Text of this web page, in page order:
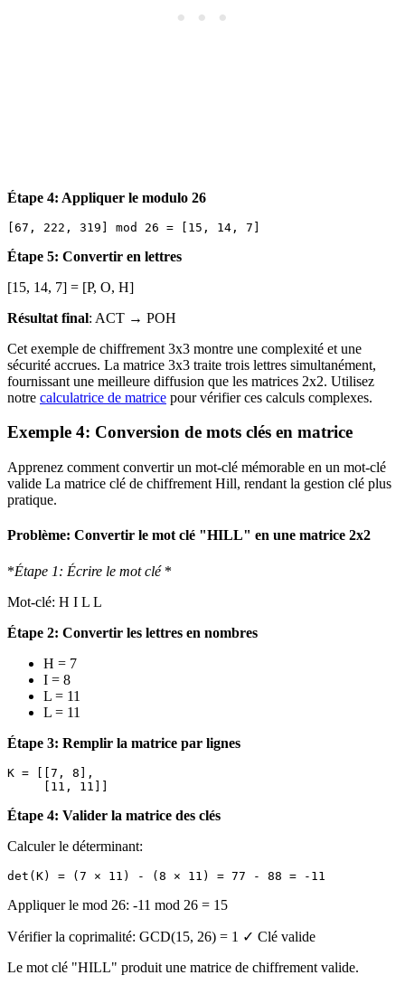
Étape 4: Appliquer le modulo 26
Étape 5: Convertir en lettres
[15, 14, 7] = [P, O, H]
Résultat final: ACT → POH
Cet exemple de chiffrement 3x3 montre une complexité et une
sécurité accrues. La matrice 3x3 traite trois lettres simultanément,
fournissant une meilleure diffusion que les matrices 2x2. Utilisez
notre calculatrice de matrice pour vérifier ces calculs complexes.
Exemple 4: Conversion de mots clés en matrice
Apprenez comment convertir un mot-clé mémorable en un mot-clé
valide La matrice clé de chiffrement Hill, rendant la gestion clé plus
pratique.
Problème: Convertir le mot clé "HILL" en une matrice 2x2
*Étape 1: Écrire le mot clé*
Mot-clé: H I L L
Étape 2: Convertir les lettres en nombres
H = 7
I = 8
L = 11
L = 11
Étape 3: Remplir la matrice par lignes
K = [[7, 8],
Étape 4: Valider la matrice des clés
Calculer le déterminant:
Appliquer le mod 26: -11 mod 26 = 15
Vérifier la coprimalité: GCD(15, 26) = 1 ✓ Clé valide
Le mot clé "HILL" produit une matrice de chiffrement valide.